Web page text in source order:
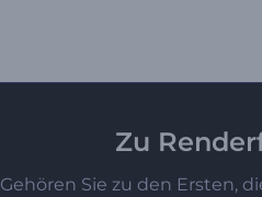
Zu
Gehören Sie zu den Ersten,